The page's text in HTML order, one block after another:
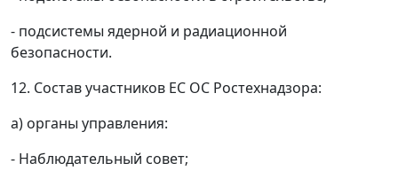
- подсистемы ядерной и радиационной
безопасности.
12. Состав участников ЕС ОС Ростехнадзора:
а) органы управления:
- Наблюдательный совет;